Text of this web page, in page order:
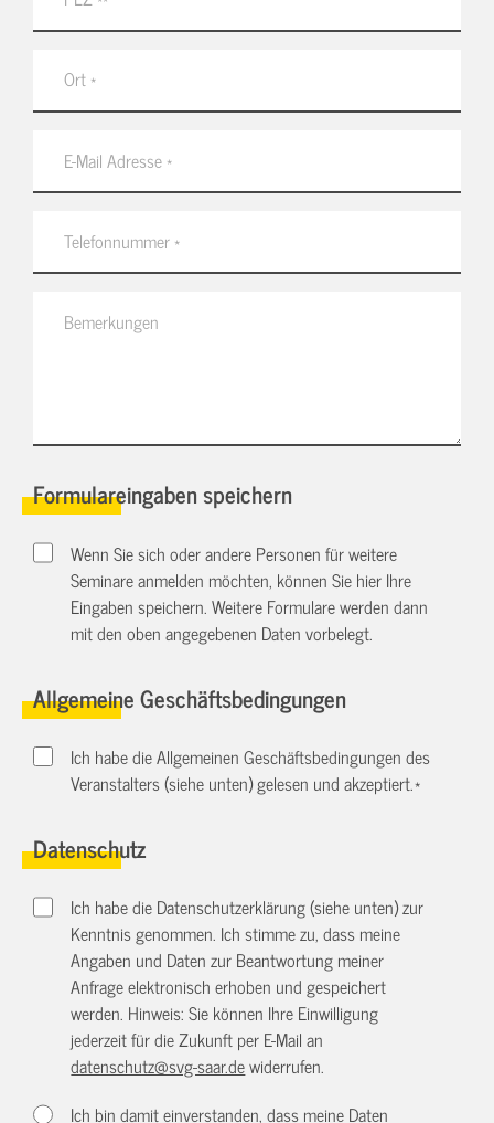
Formulareingaben speichern
Wenn Sie sich oder andere Personen für weitere
Seminare anmelden möchten, können Sie hier Ihre
Eingaben speichern. Weitere Formulare werden dann
mit den oben angegebenen Daten vorbelegt.
Allgemeine Geschäftsbedingungen
Ich habe die Allgemeinen Geschäftsbedingungen des
Veranstalters (siehe unten) gelesen und akzeptiert.*
Datenschutz
Ich habe die Datenschutzerklärung (siehe unten) zur
Kenntnis genommen. Ich stimme zu, dass meine
Angaben und Daten zur Beantwortung meiner
Anfrage elektronisch erhoben und gespeichert
werden. Hinweis: Sie können Ihre Einwilligung
jederzeit für die Zukunft per E-Mail an
datenschutz@svg-saar.dewiderrufen.
Ich bin damit einverstanden, dass meine Daten